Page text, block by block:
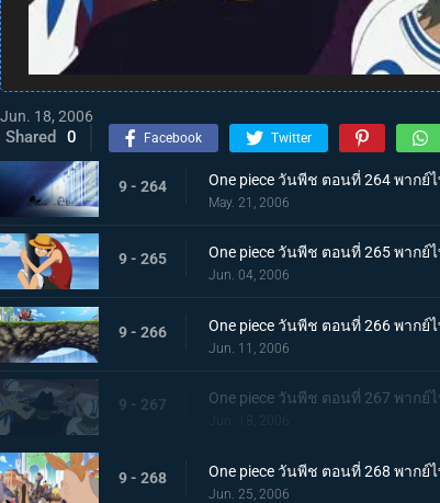
Jun. 18, 2006
Shared 0 Facebook Twitter
9 - 264 One piece วันพีช ตอนที่ 264 พาก
May. 21, 2006
9 - 265 One piece วันพีช ตอนที่ 265 พาก
Jun. 04, 2006
9 - 266 One piece วันพีช ตอนที่ 266 พาก
Jun. 11, 2006
9 - 267 One piece วันพีช ตอนที่ 267 พากย์
Jun. 18, 2006
9 - 268 One piece วันพีช ตอนที่ 268 พาก
Jun. 25, 2006